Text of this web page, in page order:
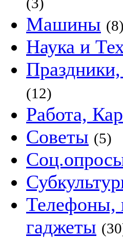
Машины (8)
Наука и
(12)
Работа,
Советы (5)
Телефоны,
гаджеты